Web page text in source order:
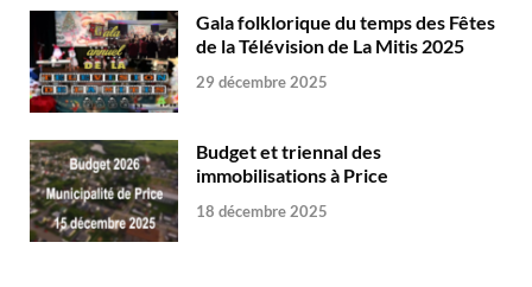
Gala folklorique du temps des Fêtes
de la Télévision de La Mitis 2025
29 décembre 2025
Budget et triennal des
immobilisations à Price
18 décembre 2025